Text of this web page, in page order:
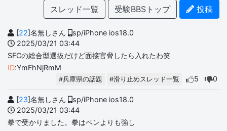
スレッド一覧
受験BBSトップ 投稿
[22]名無しさん
sp/iPhone ios18.0
2025/03/21 03:44
SFCの総合型選抜だけど面接官脅したら入れたわ笑
ID:YmFhNjRmM
#兵庫県の話題 #滑り止めスレッド一覧 5 0
[23]名無しさん
sp/iPhone ios18.0
2025/03/21 03:44
拳で受かりました。拳はペンよりも強し